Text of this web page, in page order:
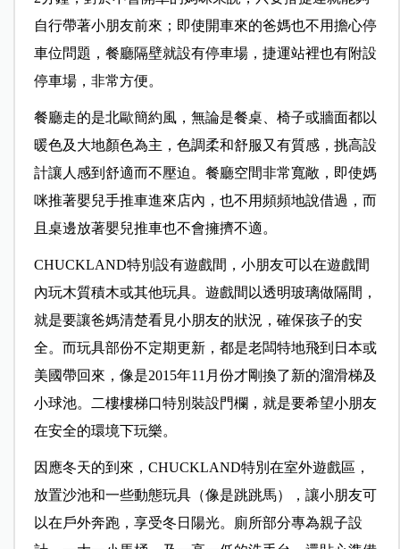
自行帶著小朋友前來；即使開車來的爸媽也不用擔心停
車位問題，餐廳隔壁就設有停車場，捷運站裡也有附設
停車場，非常方便。
餐廳走的是北歐簡約風，無論是餐桌、椅子或牆面都以
暖色及大地顏色為主，色調柔和舒服又有質感，挑高設
計讓人感到舒適而不壓迫。餐廳空間非常寬敞，即使媽
咪推著嬰兒手推車進來店內，也不用頻頻地說借過，而
且桌邊放著嬰兒推車也不會擁擠不適。
CHUCKLAND特別設有遊戲間，小朋友可以在遊戲間
內玩木質積木或其他玩具。遊戲間以透明玻璃做隔間，
就是要讓爸媽清楚看見小朋友的狀況，確保孩子的安
全。而玩具部份不定期更新，都是老闆特地飛到日本或
美國帶回來，像是2015年11月份才剛換了新的溜滑梯及
小球池。二樓樓梯口特別裝設門欄，就是要希望小朋友
在安全的環境下玩樂。
因應冬天的到來，CHUCKLAND特別在室外遊戲區，
放置沙池和一些動態玩具（像是跳跳馬），讓小朋友可
以在戶外奔跑，享受冬日陽光。廁所部分專為親子設